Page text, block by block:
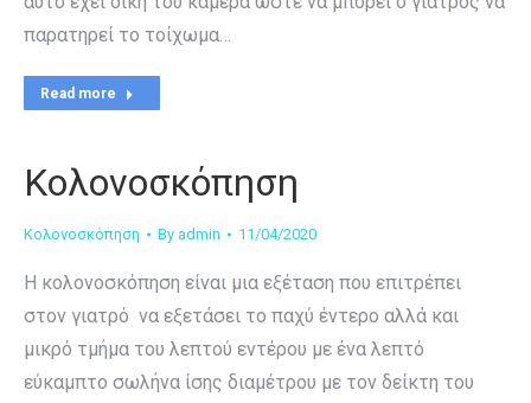
παρατηρεί το τοίχωμα…
Read more
Κολονοσκόπηση
Κολονοσκόπηση By admin 11/04/2020
Η κολονοσκόπηση είναι μια εξέταση που επιτρέπει
στον γιατρό να εξετάσει το παχύ έντερο αλλά και
μικρό τμήμα του λεπτού εντέρου με ένα λεπτό
εύκαμπτο σωλήνα ίσης διαμέτρου με τον δείκτη του